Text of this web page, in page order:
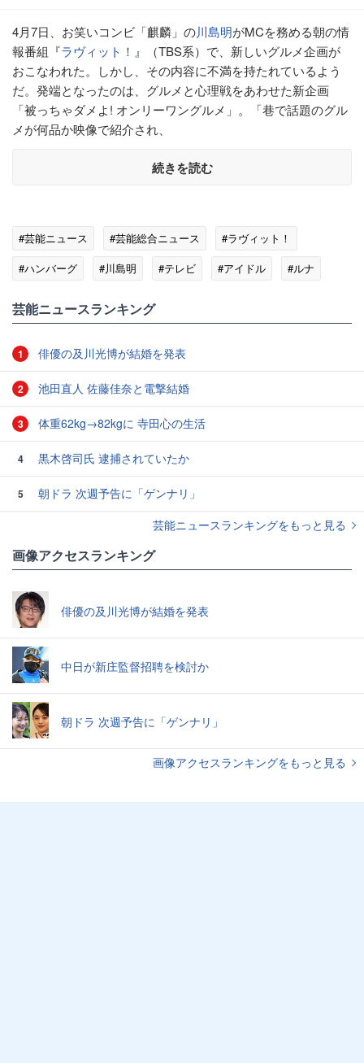
4月7日、お笑いコンビ「麒麟」の川島明がMCを務める朝の情
報番組『ラヴィット！ 』（TBS系）で、新しいグルメ企画が
おこなわれた。しかし、その内容に不満を持たれているよう
だ。発端となったのは、グルメと心理戦をあわせた新企画
「被っちゃダメよ! オンリーワングルメ」。「巷で話題のグル
メが何品か映像で紹介され、
続きを読む
#芸能ニュース #芸能総合ニュース
#ラヴィット！
#ハンバーグ
#川島明 #テレビ #アイドル
#ルナ
芸能ニュースランキング
1 俳優の及川光博が結婚を発表
2 池田直人 佐藤佳奈と電撃結婚
3 体重62kg→82kgに 寺田心の生活
4 黒木啓司氏 逮捕されていたか
5
朝ドラ 次週予告に「ゲンナリ」
芸能ニュースランキングをもっと見る
画像アクセスランキング
俳優の及川光博が結婚を発表
中日が新庄監督招聘を検討か
朝ドラ 次週予告に「ゲンナリ」
画像アクセスランキングをもっと見る